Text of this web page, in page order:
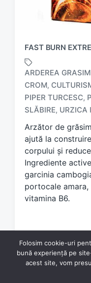
FAST BURN
a
g
g
d
w
i
t
h
ARDEREA
CROM,
PIPER TURCESC,
SLĂBIRE, URZICA
Arzător de
ajută la
corpului și
Ingrediente
garcinia
portocale
vitamina B6.
Folosim cookie-uri
bună experiență pe
acest site, vom